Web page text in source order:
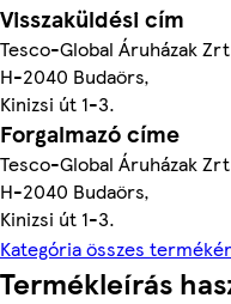
Visszaküldési cím
Tesco-Global Áruházak
H-2040 Budaörs,
Kinizsi út 1-3.
Forgalmazó címe
Tesco-Global Áruházak
H-2040 Budaörs,
Kinizsi út 1-3.
Kategória összes
Termékleírás